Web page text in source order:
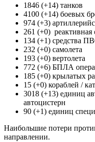
1846 (+14) танков
4100 (+14) боевых
974 (+3)
261 (+0) реактивная
134 (+1) средства
232 (+0) самолета
193 (+0) вертолета
772 (+6) БПЛА
185 (+0) крылатых
15 (+0) кораблей /
3018 (+13) единиц
автоцистерн
90 (+1) единиц
Наибольшие потери
направлении.